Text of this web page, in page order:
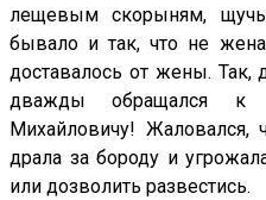
лещевым скорыням,
бывало и так, что не
доставалось от жены. Так,
дважды обращался к
Михайловичу! Жаловался,
драла за бороду и
или дозволить развестись.